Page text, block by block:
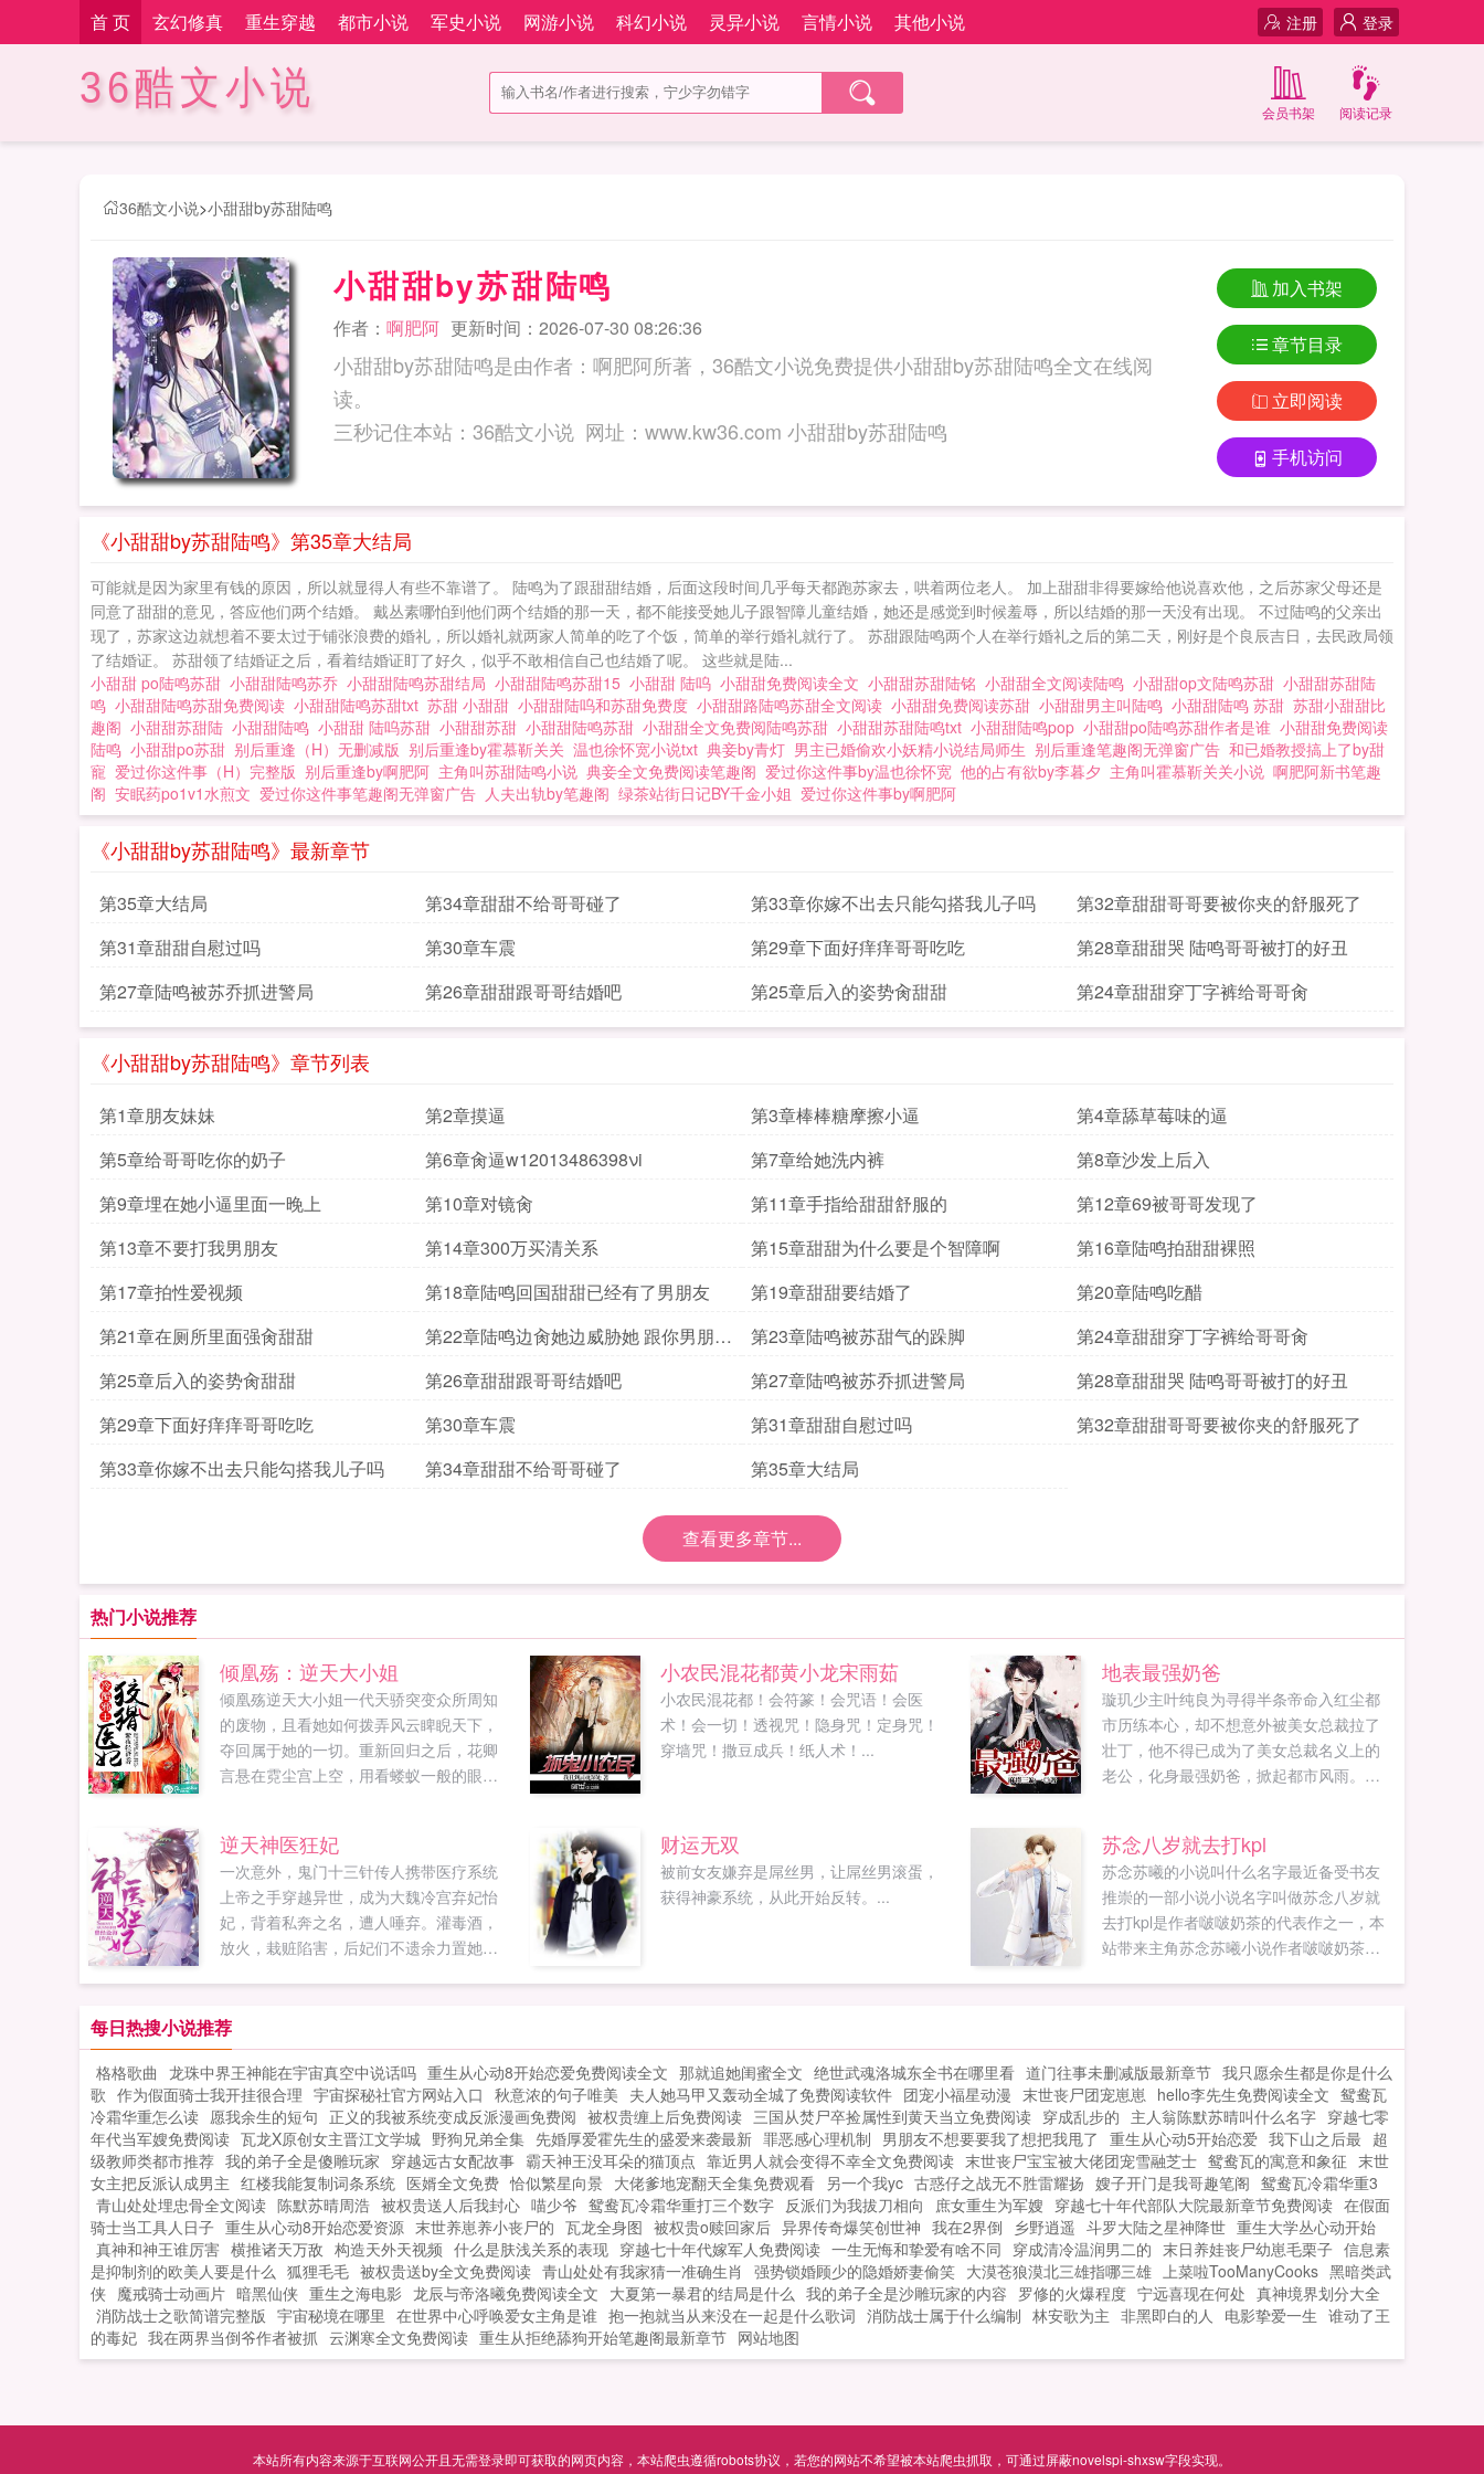
首 页 玄幻修真 重生穿越 都市小说 军史小说 网游小说 科幻小说 灵异小说 言情小说 其他小说 登录
注册
36酷文小说 阅读记录
会员书架
36酷文小说>小甜甜by苏甜陆鸣
小甜甜by苏甜陆鸣
作者： 啊肥阿 更新时间：2026-07-30 08:26:36
小甜甜by苏甜陆鸣是由作者：啊肥阿所著，36酷文小说免费提供小甜甜by苏甜陆鸣全文在线阅
读。
三秒记住本站：36酷文小说 网址：www.kw36.com 小甜甜by苏甜陆鸣
加入书架
章节目录
立即阅读
手机访问
《小甜甜by苏甜陆鸣》第35章大结局
可能就是因为家里有钱的原因，所以就显得人有些不靠谱了。 陆鸣为了跟甜甜结婚，后面这段时间几乎每天都跑苏家去，哄着两位老人。 加上甜甜非得要嫁给他说喜欢他，之后苏家父母还是
同意了甜甜的意见，答应他们两个结婚。 戴丛素哪怕到他们两个结婚的那一天，都不能接受她儿子跟智障儿童结婚，她还是感觉到时候羞辱，所以结婚的那一天没有出现。 不过陆鸣的父亲出
现了，苏家这边就想着不要太过于铺张浪费的婚礼，所以婚礼就两家人简单的吃了个饭，简单的举行婚礼就行了。 苏甜跟陆鸣两个人在举行婚礼之后的第二天，刚好是个良辰吉日，去民政局领
了结婚证。 苏甜领了结婚证之后，看着结婚证盯了好久，似乎不敢相信自己也结婚了呢。 这些就是陆...
小甜甜 po陆鸣苏甜 小甜甜陆鸣苏乔 小甜甜陆鸣苏甜结局 小甜甜陆鸣苏甜15 小甜甜 陆呜 小甜甜免费阅读全文 小甜甜苏甜陆铭 小甜甜全文阅读陆鸣 小甜甜op文陆鸣苏甜 小甜甜苏甜陆
鸣 小甜甜陆鸣苏甜免费阅读 小甜甜陆鸣苏甜txt 苏甜 小甜甜 小甜甜陆呜和苏甜免费度 小甜甜路陆鸣苏甜全文阅读 小甜甜免费阅读苏甜 小甜甜男主叫陆鸣 小甜甜陆鸣 苏甜 苏甜小甜甜比
趣阁 小甜甜苏甜陆 小甜甜陆鸣 小甜甜 陆呜苏甜 小甜甜苏甜 小甜甜陆鸣苏甜 小甜甜全文免费阅陆鸣苏甜 小甜甜苏甜陆鸣txt 小甜甜陆鸣pop 小甜甜po陆鸣苏甜作者是谁 小甜甜免费阅读
陆鸣 小甜甜po苏甜 别后重逢（H）无删减版 别后重逢by霍慕靳关关 温也徐怀宽小说txt 典妾by青灯 男主已婚偷欢小妖精小说结局师生 别后重逢笔趣阁无弹窗广告 和已婚教授搞上了by甜
寵 爱过你这件事（H）完整版 别后重逢by啊肥阿 主角叫苏甜陆鸣小说 典妾全文免费阅读笔趣阁 爱过你这件事by温也徐怀宽 他的占有欲by李暮夕 主角叫霍慕靳关关小说 啊肥阿新书笔趣
阁 安眠药po1v1水煎文 爱过你这件事笔趣阁无弹窗广告 人夫出轨by笔趣阁 绿茶站街日记BY千金小姐 爱过你这件事by啊肥阿
《小甜甜by苏甜陆鸣》最新章节
第35章大结局 第34章甜甜不给哥哥碰了 第33章你嫁不出去只能勾搭我儿子吗
第32章甜甜哥哥要被你夹的舒服死了
第31章甜甜自慰过吗
第30章车震 第29章下面好痒痒哥哥吃吃
第28章甜甜哭 陆鸣哥哥被打的好丑
第27章陆鸣被苏乔抓进警局
第26章甜甜跟哥哥结婚吧 第25章后入的姿势肏甜甜 第24章甜甜穿丁字裤给哥哥肏
《小甜甜by苏甜陆鸣》章节列表
第1章朋友妹妹 第2章摸逼 第3章棒棒糖摩擦小逼
第4章舔草莓味的逼
第5章给哥哥吃你的奶子
第6章肏逼w12013486398νi 第7章给她洗内裤
第8章沙发上后入
第9章埋在她小逼里面一晚上
第10章对镜肏 第11章手指给甜甜舒服的
第12章69被哥哥发现了
第13章不要打我男朋友
第14章300万买清关系 第15章甜甜为什么要是个智障啊
第16章陆鸣拍甜甜裸照
第17章拍性爱视频
第18章陆鸣回国甜甜已经有了男朋友 第19章甜甜要结婚了
第20章陆鸣吃醋
第21章在厕所里面强肏甜甜
第22章陆鸣边肏她边威胁她 跟你男朋友
分手
第23章陆鸣被苏甜气的跺脚
第24章甜甜穿丁字裤给哥哥肏
第25章后入的姿势肏甜甜
第26章甜甜跟哥哥结婚吧 第27章陆鸣被苏乔抓进警局
第28章甜甜哭 陆鸣哥哥被打的好丑
第29章下面好痒痒哥哥吃吃
第30章车震 第31章甜甜自慰过吗
第32章甜甜哥哥要被你夹的舒服死了
第33章你嫁不出去只能勾搭我儿子吗
第34章甜甜不给哥哥碰了 第35章大结局
查看更多章节...
热门小说推荐
倾凰殇：逆天大小姐
倾凰殇逆天大小姐一代天骄突变众所周知
的废物，且看她如何拨弄风云睥睨天下，
夺回属于她的一切。重新回归之后，花卿
言悬在霓尘宫上空，用看蝼蚁一般的眼神
顾！既然你想要，给你玩玩又如何？...
小农民混花都黄小龙宋雨茹
小农民混花都！会符篆！会咒语！会医
术！会一切！透视咒！隐身咒！定身咒！
穿墙咒！撒豆成兵！纸人术！...
地表最强奶爸
璇玑少主叶纯良为寻得半条帝命入红尘都
市历练本心，却不想意外被美女总裁拉了
壮丁，他不得已成为了美女总裁名义上的
老公，化身最强奶爸，掀起都市风雨。他
地表最强奶爸。谁也不能欺负我的娃！叶
纯良发出最强宣言。...
逆天神医狂妃
一次意外，鬼门十三针传人携带医疗系统
上帝之手穿越异世，成为大魏冷宫弃妃怡
妃，背着私奔之名，遭人唾弃。灌毒酒，
放火，栽赃陷害，后妃们不遗余力置她于
用宠溺的眼神看着她豪横。怡妃皇上，贵
妃打我！皇上砍手！怡妃皇上，皇后羞辱
我！皇上废后！怡妃皇上，咱们儿子被立
为太子，我就要被处死怎么办？皇上废祖
制！就这么宠着宠着，一不小心，把她宠
成了一代贤后，理政治国平...
财运无双
被前女友嫌弃是屌丝男，让屌丝男滚蛋，
获得神豪系统，从此开始反转。...
苏念八岁就去打kpl
苏念苏曦的小说叫什么名字最近备受书友
推崇的一部小说小说名字叫做苏念八岁就
去打kpl是作者啵啵奶茶的代表作之一，本
站带来主角苏念苏曦小说作者啵啵奶茶免
每日热搜小说推荐
格格歌曲 龙珠中界王神能在宇宙真空中说话吗 重生从心动8开始恋爱免费阅读全文 那就追她闺蜜全文 绝世武魂洛城东全书在哪里看 道门往事未删减版最新章节 我只愿余生都是你是什么
歌 作为假面骑士我开挂很合理 宇宙探秘社官方网站入口 秋意浓的句子唯美 夫人她马甲又轰动全城了免费阅读软件 团宠小福星动漫 末世丧尸团宠崽崽 hello李先生免费阅读全文 鸳鸯瓦
冷霜华重怎么读 愿我余生的短句 正义的我被系统变成反派漫画免费阅 被权贵缠上后免费阅读 三国从焚尸卒捡属性到黄天当立免费阅读 穿成乱步的 主人翁陈默苏晴叫什么名字 穿越七零
年代当军嫂免费阅读 瓦龙X原创女主晋江文学城 野狗兄弟全集 先婚厚爱霍先生的盛爱来袭最新 罪恶感心理机制 男朋友不想要要我了想把我甩了 重生从心动5开始恋爱 我下山之后最 超
级教师类都市推荐 我的弟子全是傻雕玩家 穿越远古女配故事 霸天神王没耳朵的猫顶点 靠近男人就会变得不幸全文免费阅读 末世丧尸宝宝被大佬团宠雪融芝士 鸳鸯瓦的寓意和象征 末世
女主把反派认成男主 红楼我能复制词条系统 医婿全文免费 恰似繁星向景 大佬爹地宠翻天全集免费观看 另一个我yc 古惑仔之战无不胜雷耀扬 嫂子开门是我哥趣笔阁 鸳鸯瓦冷霜华重3
青山处处埋忠骨全文阅读 陈默苏晴周浩 被权贵送人后我封心 喵少爷 鸳鸯瓦冷霜华重打三个数字 反派们为我拔刀相向 庶女重生为军嫂 穿越七十年代部队大院最新章节免费阅读 在假面
骑士当工具人日子 重生从心动8开始恋爱资源 末世养崽养小丧尸的 瓦龙全身图 被权贵o赎回家后 异界传奇爆笑创世神 我在2界倒 乡野逍遥 斗罗大陆之星神降世 重生大学丛心动开始
真神和神王谁厉害 横推诸天万敌 构造天外天视频 什么是肤浅关系的表现 穿越七十年代嫁军人免费阅读 一生无悔和挚爱有啥不同 穿成清冷温润男二的 末日养娃丧尸幼崽毛栗子 信息素
是抑制剂的欧美人要是什么 狐狸毛毛 被权贵送by全文免费阅读 青山处处有我家猜一准确生肖 强势锁婚顾少的隐婚娇妻偷笑 大漠苍狼漠北三雄指哪三雄 上菜啦TooManyCooks 黑暗类武
侠 魔戒骑士动画片 暗黑仙侠 重生之海电影 龙辰与帝洛曦免费阅读全文 大夏第一暴君的结局是什么 我的弟子全是沙雕玩家的内容 罗修的火爆程度 宁远喜现在何处 真神境界划分大全
消防战士之歌简谱完整版 宇宙秘境在哪里 在世界中心呼唤爱女主角是谁 抱一抱就当从来没在一起是什么歌词 消防战士属于什么编制 林安歌为主 非黑即白的人 电影挚爱一生 谁动了王
的毒妃 我在两界当倒爷作者被抓 云渊寒全文免费阅读 重生从拒绝舔狗开始笔趣阁最新章节 网站地图
本站所有内容来源于互联网公开且无需登录即可获取的网页内容，本站爬虫遵循robots协议，若您的网站不希望被本站爬虫抓取，可通过屏蔽novelspi-shxsw字段实现。